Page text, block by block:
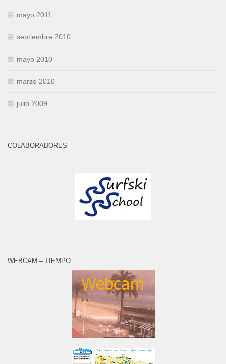
mayo 2011
septiembre 2010
mayo 2010
marzo 2010
julio 2009
COLABORADORES
WEBCAM – TIEMPO